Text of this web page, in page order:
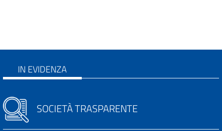
IN EVIDENZA
SOCIETÀ TRASPARENTE